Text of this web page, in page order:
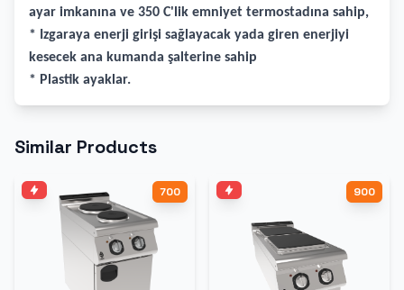
ayar imkanına ve 350 C'lik emniyet termostadına sahip,
* Izgaraya enerji girişi sağlayacak yada giren enerjiyi
kesecek ana kumanda şalterine sahip
* Plastik ayaklar.
Similar Products
700 900